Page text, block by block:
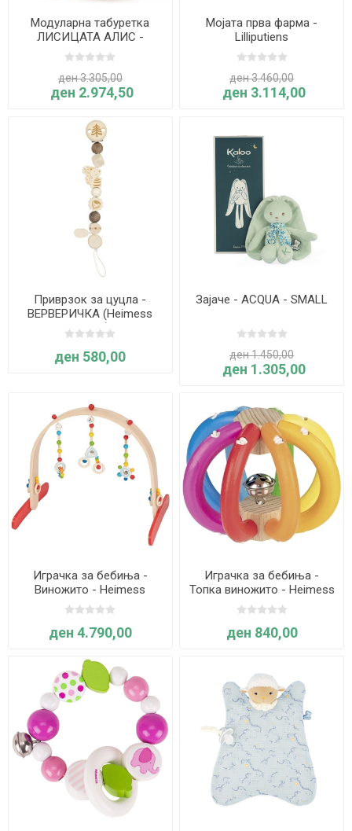
Модуларна табуретка
ЛИСИЦАТА АЛИС -
Lilliputiens
ден 3.305,00
ден 2.974,50
Мојата прва фарма -
Lilliputiens
ден 3.460,00
ден 3.114,00
Приврзок за цуцла -
ВЕРВЕРИЧКА (Heimess
Nature)
ден 580,00
Зајаче - ACQUA - SMALL
ден 1.450,00
ден 1.305,00
Играчка за бебиња -
Виножито - Heimess
ден 4.790,00
Играчка за бебиња -
Топка виножито - Heimess
ден 840,00